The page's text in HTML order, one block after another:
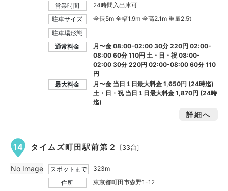
営業時間
24時間入出庫可
駐車サイズ
全長5m 全幅1.9m 全高2.1m 重量2.5t
駐車場形態
通常料金
月〜金 08:00-02:00 30分 220円 02:00-
08:00 60分 110円 土・日・祝 08:00-
02:00 30分 220円 02:00-08:00 60分 110
円
最大料金
月〜金 当日１日最大料金1,650円 (24時迄)
土・日・祝 当日１日最大料金1,870円 (24時
迄)
詳細へ
14 タイムズ町田駅前第２ [33台]
スポットまで
323m
住所
東京都町田市森野1-12
No Image